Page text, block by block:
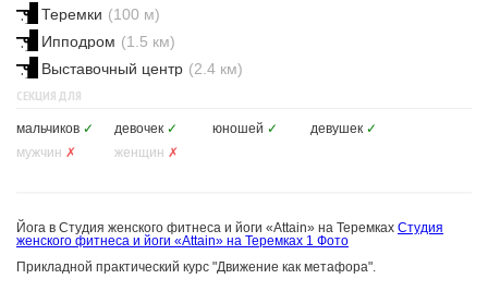
Теремки (100 м)
Ипподром (1.5 км)
Выставочный центр (2.4 км)
СЕКЦИЯ ДЛЯ
мальчиков ✓ девочек ✓ юношей ✓ девушек ✓
мужчин ✗ женщин ✗
Йога в Студия женского фитнеса и йоги «Attain» на Теремках Студия
женского фитнеса и йоги «Attain» на Теремках 1 Фото
Прикладной практический курс "Движение как метафора".